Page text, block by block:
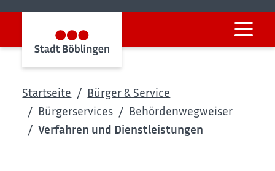
Startseite
Bürger & Service
Bürgerservices
Behördenwegweiser
Verfahren und Dienstleistungen